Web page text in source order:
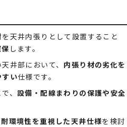
天井内張りとして設置すること
します。
井部において、 内張り材の劣化を
い仕様です。
、 設備・配線まわりの保護や安全
耐環境性を重視した天井仕様を検討